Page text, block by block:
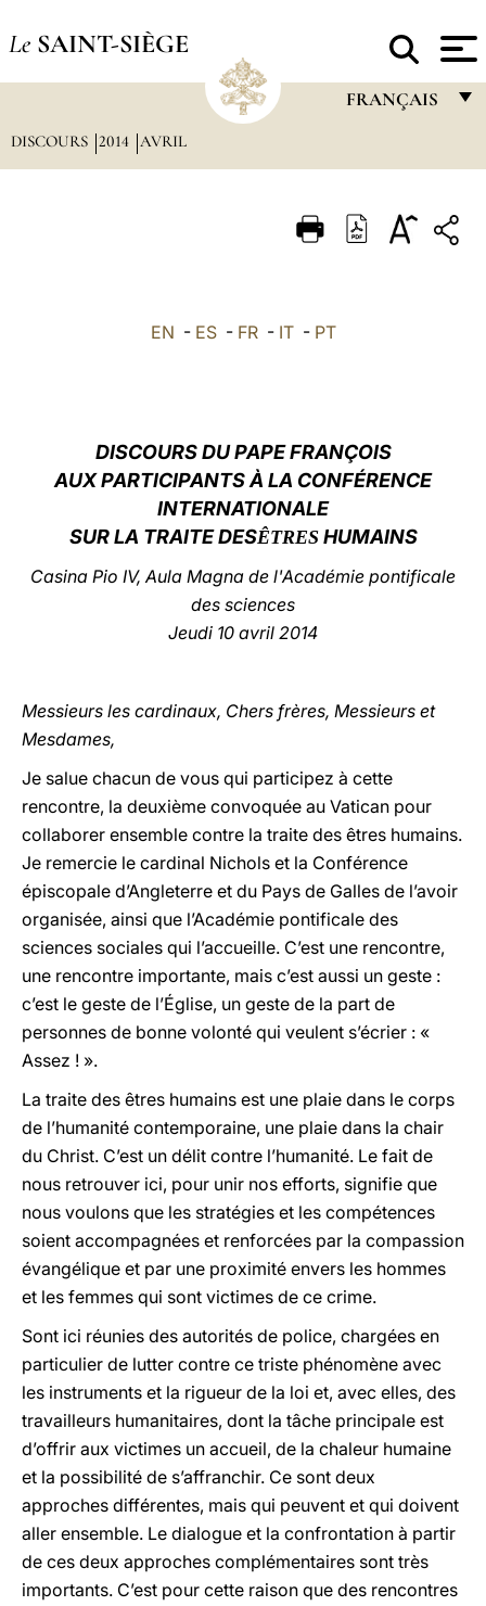
Le SAINT-SIÈGE
FRANÇAIS
ITALIANO
中文
DISCOURS 2014 AVRIL
EN - ES- FR- IT- PT
DISCOURS DU PAPE FRANÇOIS
AUX PARTICIPANTS À LA CONFÉRENCE
INTERNATIONALE
SUR LA TRAITE DESÊTRESHUMAINS
Casina Pio IV, Aula Magna de l'Académie pontificale
des sciences
Jeudi 10 avril 2014
Messieurs les cardinaux, Chers frères, Messieurs et
Mesdames,
Je salue chacun de vous qui participez à cette
rencontre, la deuxième convoquée au Vatican pour
collaborer ensemble contre la traite des êtres humains.
Je remercie le cardinal Nichols et la Conférence
épiscopale d’Angleterre et du Pays de Galles de l’avoir
organisée, ainsi que l’Académie pontificale des
sciences sociales qui l’accueille. C’est une rencontre,
une rencontre importante, mais c’est aussi un geste :
c’est le geste de l’Église, un geste de la part de
personnes de bonne volonté qui veulent s’écrier : «
Assez ! ».
La traite des êtres humains est une plaie dans le corps
de l’humanité contemporaine, une plaie dans la chair
du Christ. C’est un délit contre l’humanité. Le fait de
nous retrouver ici, pour unir nos efforts, signifie que
nous voulons que les stratégies et les compétences
soient accompagnées et renforcées par la compassion
évangélique et par une proximité envers les hommes
et les femmes qui sont victimes de ce crime.
Sont ici réunies des autorités de police, chargées en
particulier de lutter contre ce triste phénomène avec
les instruments et la rigueur de la loi et, avec elles, des
travailleurs humanitaires, dont la tâche principale est
d’offrir aux victimes un accueil, de la chaleur humaine
et la possibilité de s’affranchir. Ce sont deux
approches différentes, mais qui peuvent et qui doivent
aller ensemble. Le dialogue et la confrontation à partir
de ces deux approches complémentaires sont très
importants. C’est pour cette raison que des rencontres